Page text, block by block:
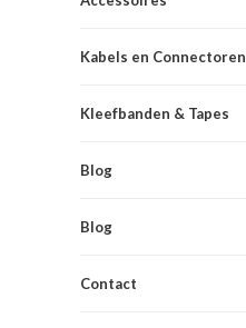
Kabels en Connectoren
Kleefbanden & Tapes
Blog
Blog
Contact